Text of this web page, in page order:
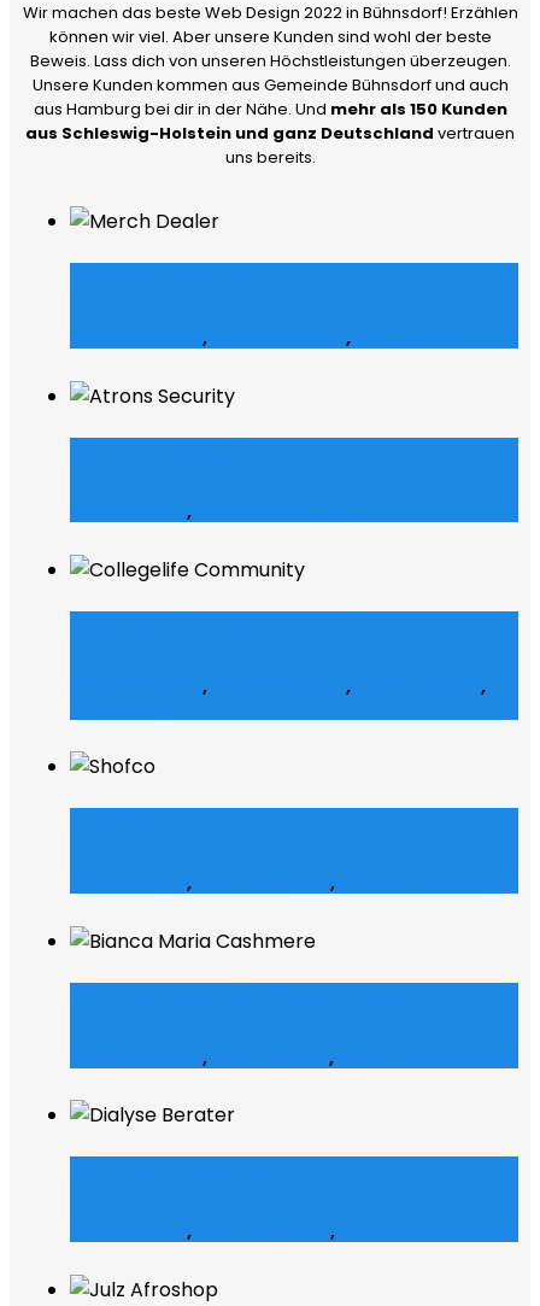
Wir machen das beste Web Design 2022 in Bühnsdorf! Erzählen
können wir viel. Aber unsere Kunden sind wohl der beste
Beweis. Lass dich von unseren Höchstleistungen überzeugen.
Unsere Kunden kommen aus Gemeinde Bühnsdorf und auch
aus Hamburg bei dir in der Nähe. Und mehr als 150 Kunden
aus Schleswig-Holstein und ganz Deutschland vertrauen
uns bereits.
, ,
,
, ,
,
, ,
, ,
, ,